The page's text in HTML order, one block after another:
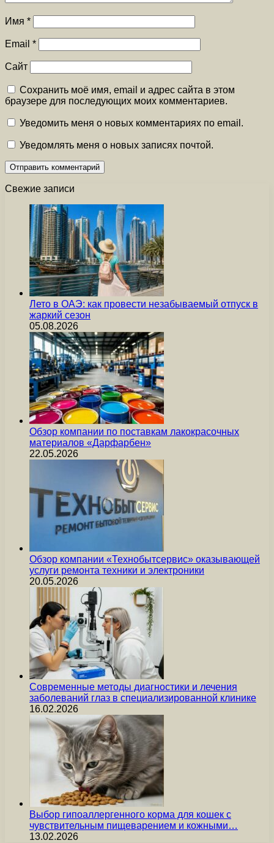
Имя *
Email *
Сайт
Сохранить моё имя, email и адрес сайта в этом
браузере для последующих моих комментариев.
Уведомить меня о новых комментариях по email.
Уведомлять меня о новых записях почтой.
Свежие записи
Лето в ОАЭ: как провести незабываемый отпуск в
жаркий сезон
05.08.2026
Обзор компании по поставкам лакокрасочных
материалов «Дарфарбен»
22.05.2026
Обзор компании «Технобытсервис» оказывающей
услуги ремонта техники и электроники
20.05.2026
Современные методы диагностики и лечения
заболеваний глаз в специализированной клинике
16.02.2026
Выбор гипоаллергенного корма для кошек с
чувствительным пищеварением и кожными…
13.02.2026